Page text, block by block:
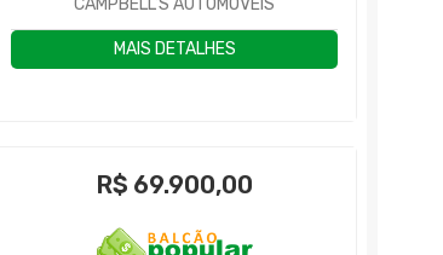
CAMPBELL'S AUTOMÓVEIS
MAIS DETALHES
R$ 69.900,00